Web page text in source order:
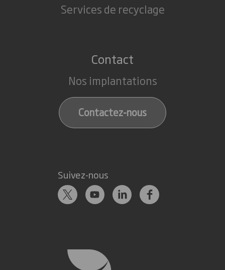
Services de recyclage
Contact
Nos implantations
Contactez-nous
Suivez-nous